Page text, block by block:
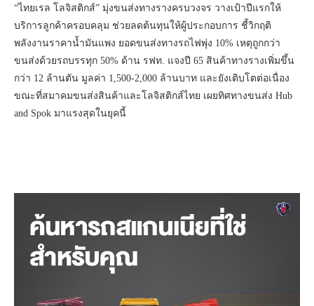
“ไทยเรล โลจิสติกส์” มุ่งขนส่งทางรางครบวงจร วางเป้าปีแรกให้
บริการลูกค้าครอบคลุม ช่วยลดต้นทุนให้ผู้ประกอบการ ชี้วิกฤติ
พลังงานราคาน้ำมันแพง ยอดขนส่งทางรถไฟพุ่ง 10% เหตุถูกกว่า
ขนส่งด้วยรถบรรทุก 50% ด้าน รฟท. แจงปี 65 สินค้าทางรางเพิ่มขึ้น
กว่า 12 ล้านตัน มูลค่า 1,500-2,000 ล้านบาท และยังเติบโตต่อเนื่อง
ขณะที่สมาคมขนส่งสินค้าและโลจิสติกส์ไทย เผยทิศทางขนส่ง Hub
and Spok มาแรงสุดในยุคนี้